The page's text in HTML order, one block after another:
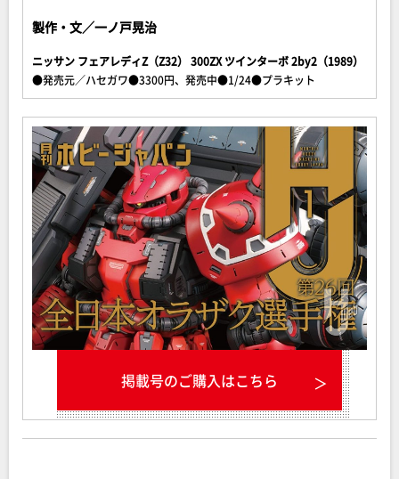
製作・文／一ノ戸晃治
ニッサン フェアレディZ（Z32） 300ZX ツインターボ 2by2（1989）
●発売元／ハセガワ●3300円、発売中●1/24●プラキット
掲載号のご購入はこちら